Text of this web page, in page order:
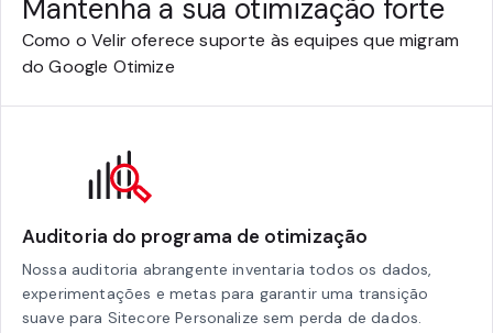
Mantenha a sua otimização forte
Como o Velir oferece suporte às equipes que migram
do Google Otimize
Auditoria do programa de otimização
Nossa auditoria abrangente inventaria todos os dados,
experimentações e metas para garantir uma transição
suave para Sitecore Personalize sem perda de dados.